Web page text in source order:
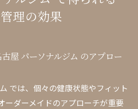
理の効果
屋 パーソナルジム のアプロー
では、個々の健康状態やフィット
ーダーメイドのアプローチが重要